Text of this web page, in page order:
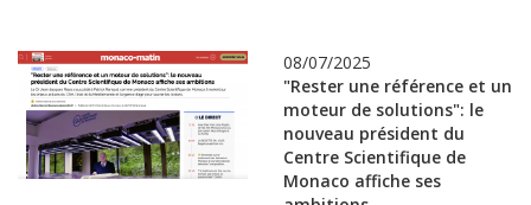
08/07/2025
"Rester une référence et un
moteur de solutions": le
nouveau président du
Centre Scientifique de
Monaco affiche ses